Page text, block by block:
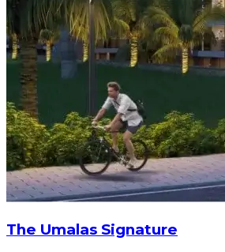
The Umalas Signature